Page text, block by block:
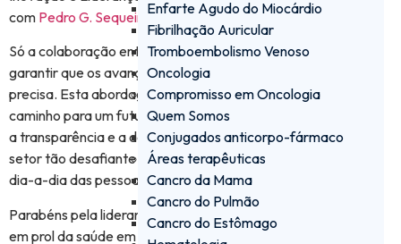
Enfarte Agudo do Miocárdio
Fibrilhação Auricular
Tromboembolismo Venoso
Oncologia
Compromisso em Oncologia
Quem Somos
Conjugados anticorpo-fármaco
Áreas terapêuticas
Cancro da Mama
Cancro do Pulmão
Cancro do Estômago
com Pedro G. Sequeira.
Só a colaboração entre todos os stakeholders do setor pode
garantir que os avanços científicos chegam a quem mais
precisa. Esta abordagem colaborativa é, sem dúvida, o
caminho para um futuro mais saudável e sustentável. A ética,
a transparência e a dedicação impulsionam o sucesso num
setor tão desafiante como o da saúde e faz a diferença no
dia-a-dia das pessoas.
Parabéns pela liderança visionária e pelo trabalho incansável
em prol da saúde em Portugal 👏.